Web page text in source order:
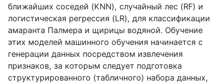
ближайших соседей (KNN), случайный лес (RF) и
логистическая регрессия (LR), для классификации
амаранта Палмера и щирицы водяной. Обучение
этих моделей машинного обучения начинается с
генерации данных посредством извлечения
признаков, за которым следует подготовка
структурированного (табличного) набора данных,